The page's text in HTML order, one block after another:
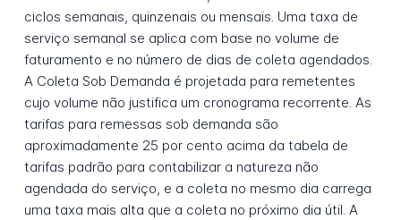
ciclos semanais, quinzenais ou mensais. Uma taxa de
serviço semanal se aplica com base no volume de
faturamento e no número de dias de coleta agendados.
A Coleta Sob Demanda é projetada para remetentes
cujo volume não justifica um cronograma recorrente. As
tarifas para remessas sob demanda são
aproximadamente 25 por cento acima da tabela de
tarifas padrão para contabilizar a natureza não
agendada do serviço, e a coleta no mesmo dia carrega
uma taxa mais alta que a coleta no próximo dia útil. A